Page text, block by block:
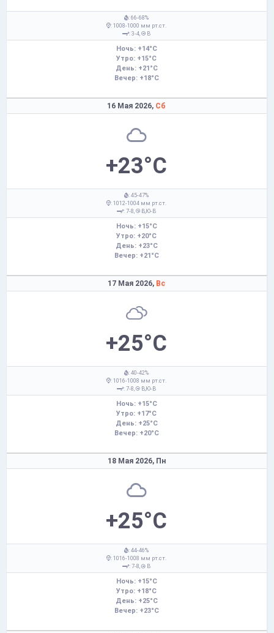
: 66-68%
: 1008-1000 мм рт.ст.
: 3-4,
В
Ночь: +14°C
Утро: +15°C
День: +21°C
Вечер: +18°C
16 Мая 2026, Сб
+23°C
: 45-47%
: 1012-1004 мм рт.ст.
: 7-8,
В,Ю-В
Ночь: +15°C
Утро: +20°C
День: +23°C
Вечер: +21°C
17 Мая 2026, Вс
+25°C
: 40-42%
: 1016-1008 мм рт.ст.
: 7-8,
В,Ю-В
Ночь: +15°C
Утро: +17°C
День: +25°C
Вечер: +20°C
18 Мая 2026, Пн
+25°C
: 44-46%
: 1016-1008 мм рт.ст.
: 7-8,
В
Ночь: +15°C
Утро: +18°C
День: +25°C
Вечер: +23°C